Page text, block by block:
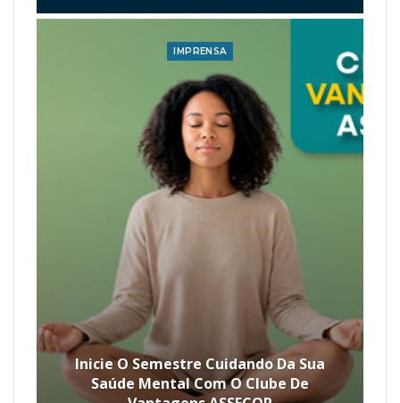
IMPRENSA
Inicie O Semestre Cuidando Da Sua
Saúde Mental Com O Clube De